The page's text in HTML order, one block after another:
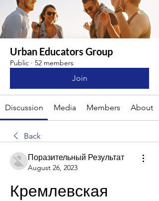
Urban Educators Group
Public · 52 members
Join
Discussion Media Members About
Back
Поразительный Результат
August 26, 2023
Кремлевская